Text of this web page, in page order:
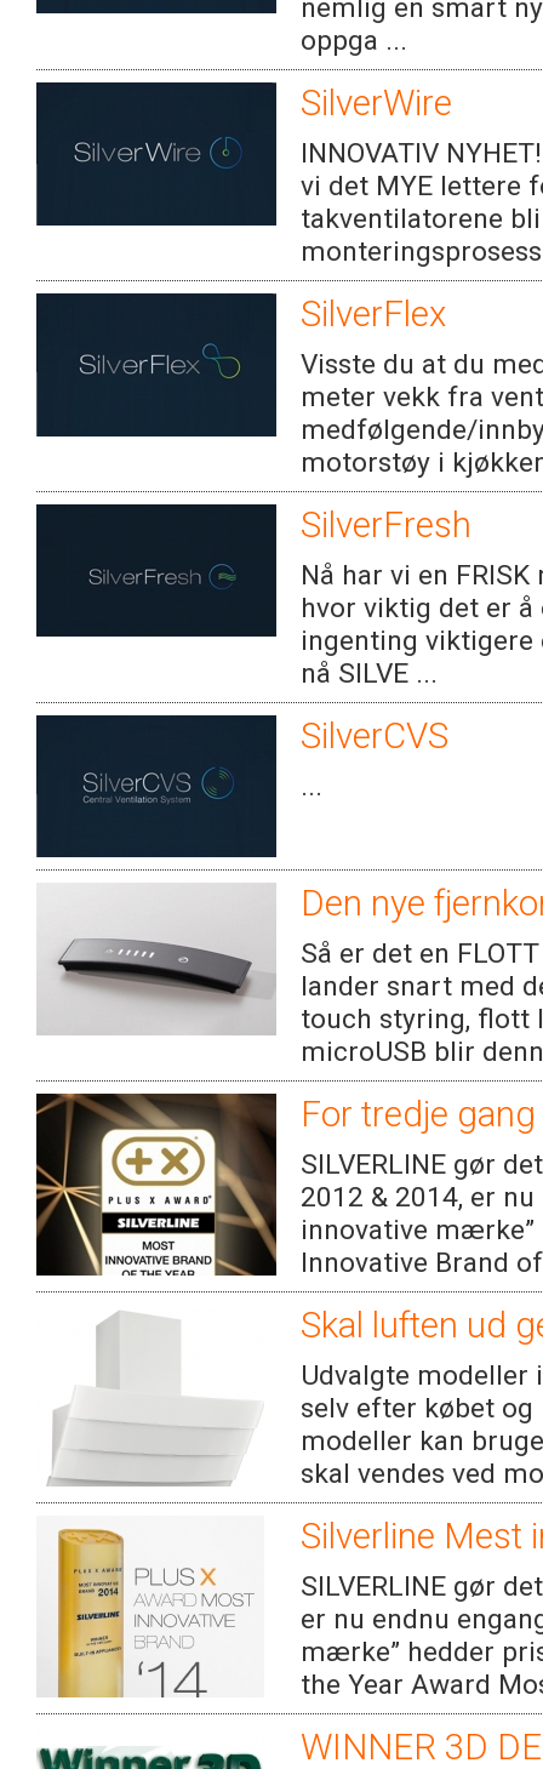
nemlig en smart
oppga ...
SilverWire
INNOVATIV
vi det MYE lettere
takventilatorene
SilverFlex
Visste du at du
meter vekk fra
medfølgende/
motorstøy i
SilverFresh
Nå har vi en
hvor viktig det er
ingenting
nå SILVE ...
SilverCVS
...
Den nye
Så er det en
lander snart med
touch styring, flott
microUSB blir
For tredje
SILVERLINE gør
2012 & 2014, er
innovative mærke”
Innovative Brand
Skal luften ud
Udvalgte modeller
selv efter købet og
modeller kan
skal vendes ved
Silverline Mest
SILVERLINE gør
er nu endnu
mærke” hedder
the Year Award
WINNER 3D